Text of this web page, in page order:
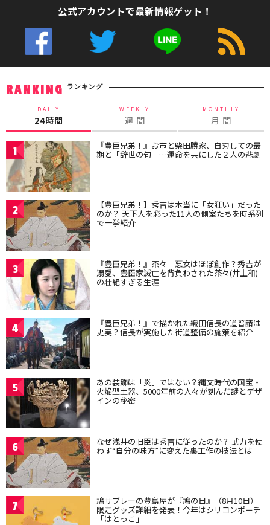
公式アカウントで最新情報ゲット！
RANKING ランキング
DAILY
24時間
WEEKLY
週 間
MONTHLY
月 間
1 『豊臣兄弟！』お市と柴田勝家、自刃しての最
期と「辞世の句」…運命を共にした２人の悲劇
2 【豊臣兄弟！】秀吉は本当に「女狂い」だった
のか？ 天下人を彩った11人の側室たちを時系列
で一挙紹介
3 『豊臣兄弟！』茶々＝悪女はほぼ創作？秀吉が
溺愛、豊臣家滅亡を背負わされた茶々(井上和)
の壮絶すぎる生涯
4 『豊臣兄弟！』で描かれた織田信長の道普請は
史実？信長が実施した街道整備の施策を紹介
5 あの装飾は「炎」ではない？縄文時代の国宝・
火焔型土器、5000年前の人々が刻んだ謎とデザ
インの秘密
6 なぜ浅井の旧臣は秀吉に従ったのか？ 武力を使
わず“自分の味方”に変えた裏工作の技法とは
7 鳩サブレーの豊島屋が『鳩の日』（8月10日）
限定グッズ詳細を発表！今年はシリコンポーチ
「はとっこ」